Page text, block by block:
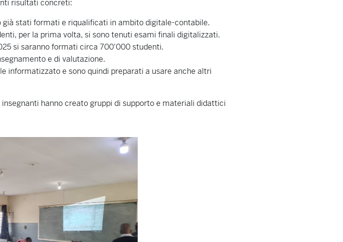
risultati concreti:
stati formati e riqualificati in ambito digitale-contabile.
per la prima volta, si sono tenuti esami finali digitalizzati.
si saranno formati circa 700'000 studenti.
e di valutazione.
informatizzato e sono quindi preparati a usare anche altri
hanno creato gruppi di supporto e materiali didattici